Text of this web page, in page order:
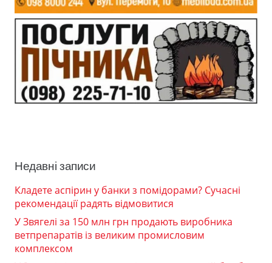
Недавні записи
Кладете аспірин у банки з помідорами? Сучасні
рекомендації радять відмовитися
У Звягелі за 150 млн грн продають виробника
ветпрепаратів із великим промисловим
комплексом